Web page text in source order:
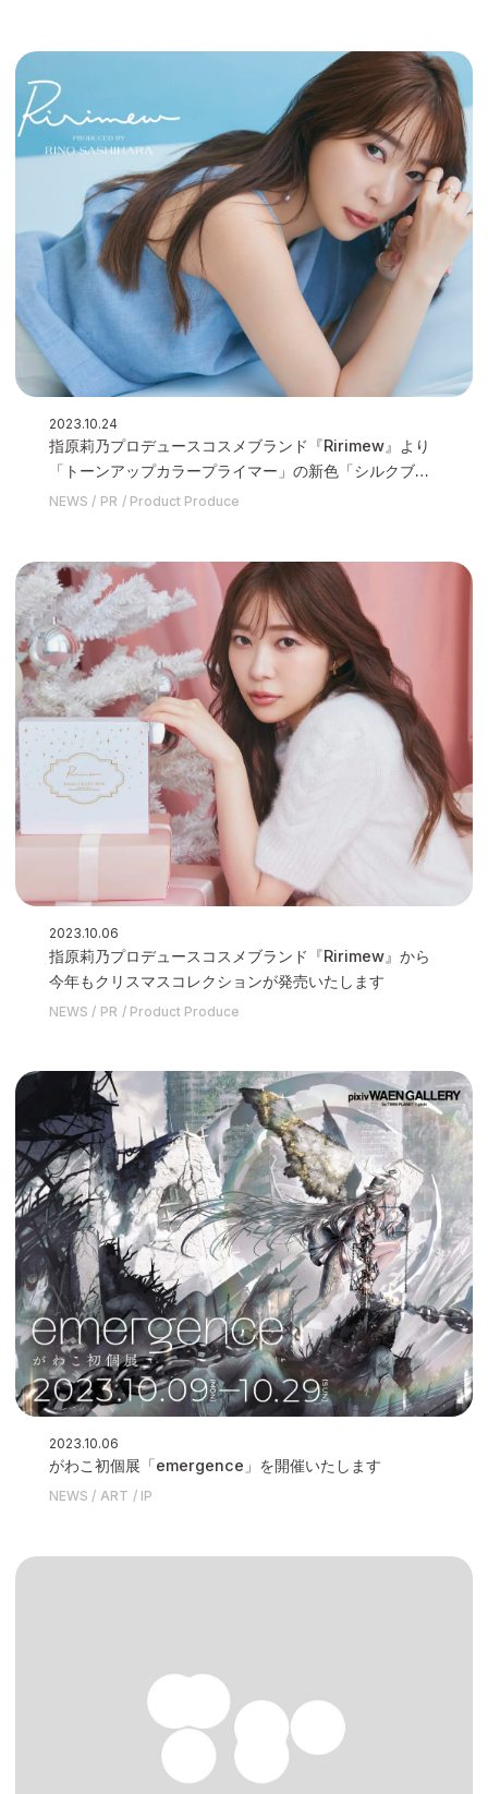
2023.10.24
指原莉乃プロデュースコスメブランド『Ririmew』より
「トーンアップカラープライマー」の新色「シルクブル
ー」が11月21日(火)に発売いたします
NEWS PR Product Produce
2023.10.06
指原莉乃プロデュースコスメブランド『Ririmew』から
今年もクリスマスコレクションが発売いたします
NEWS PR Product Produce
2023.10.06
がわこ初個展「emergence」を開催いたします
NEWS ART IP